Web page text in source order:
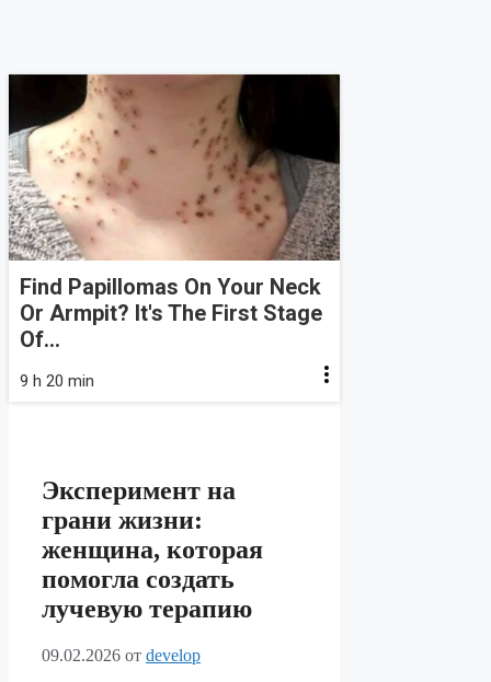
Find Papillomas On Your Neck
Or Armpit? It's The First Stage
Of...
9 h 20 min
Эксперимент на
грани жизни:
женщина, которая
помогла создать
лучевую терапию
09.02.2026 от develop